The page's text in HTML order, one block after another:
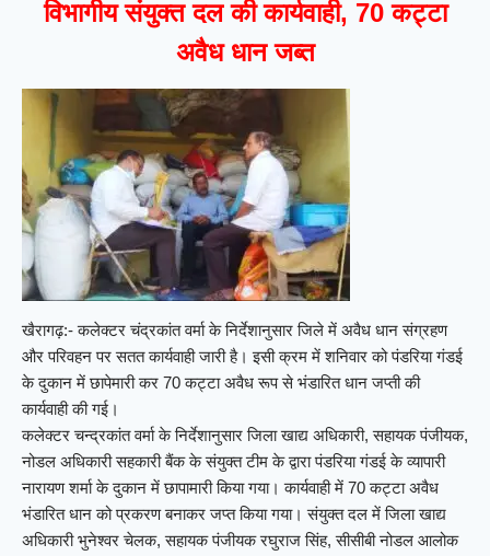
विभागीय संयुक्त दल की कार्यवाही, 70 कट्टा
अवैध धान जब्त
खैरागढ़:- कलेक्टर चंद्रकांत वर्मा के निर्देशानुसार जिले में अवैध धान संग्रहण
और परिवहन पर सतत कार्यवाही जारी है। इसी क्रम में शनिवार को पंडरिया गंडई
के दुकान में छापेमारी कर 70 कट्टा अवैध रूप से भंडारित धान जप्ती की
कार्यवाही की गई।
कलेक्टर चन्द्रकांत वर्मा के निर्देशानुसार जिला खाद्य अधिकारी, सहायक पंजीयक,
नोडल अधिकारी सहकारी बैंक के संयुक्त टीम के द्वारा पंडरिया गंडई के व्यापारी
नारायण शर्मा के दुकान में छापामारी किया गया। कार्यवाही में 70 कट्टा अवैध
भंडारित धान को प्रकरण बनाकर जप्त किया गया। संयुक्त दल में जिला खाद्य
अधिकारी भुनेश्वर चेलक, सहायक पंजीयक रघुराज सिंह, सीसीबी नोडल आलोक